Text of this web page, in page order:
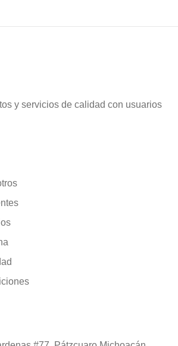
y servicios de calidad con usuarios